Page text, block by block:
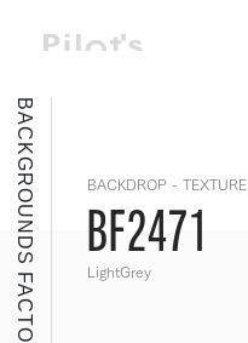
BACKGROUNDS FACTORY BACKDROP - TEXTURE
BF2471
LightGrey